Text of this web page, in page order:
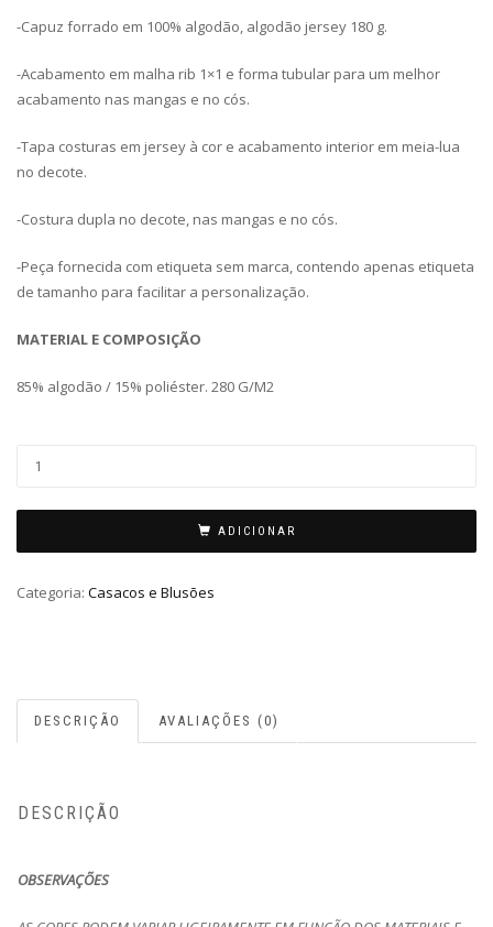
-Capuz forrado em 100% algodão, algodão jersey 180 g.
-Acabamento em malha rib 1×1 e forma tubular para um melhor
acabamento nas mangas e no cós.
-Tapa costuras em jersey à cor e acabamento interior em meia-lua
no decote.
-Costura dupla no decote, nas mangas e no cós.
-Peça fornecida com etiqueta sem marca, contendo apenas etiqueta
de tamanho para facilitar a personalização.
MATERIAL E COMPOSIÇÃO
85% algodão / 15% poliéster. 280 G/M2
ADICIONAR
Categoria: Casacos e Blusões
DESCRIÇÃO AVALIAÇÕES (0)
DESCRIÇÃO
OBSERVAÇÕES